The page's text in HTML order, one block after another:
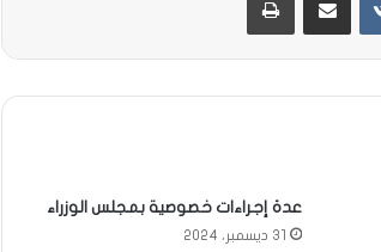
عدة إجراءات خصوصية بمجلس الوزراء
31 ديسمبر، 2024